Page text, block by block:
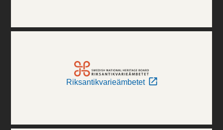
Riksantikvarieämbetet